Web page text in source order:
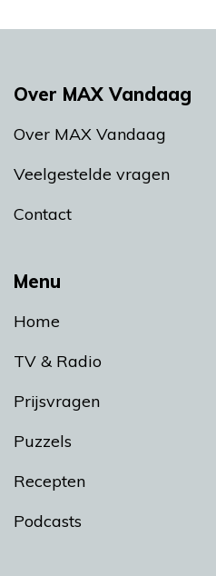
Menu
Home
TV & Radio
Prijsvragen
Puzzels
Recepten
Podcasts
Over MAX Vandaag
Over MAX Vandaag
Veelgestelde vragen
Contact